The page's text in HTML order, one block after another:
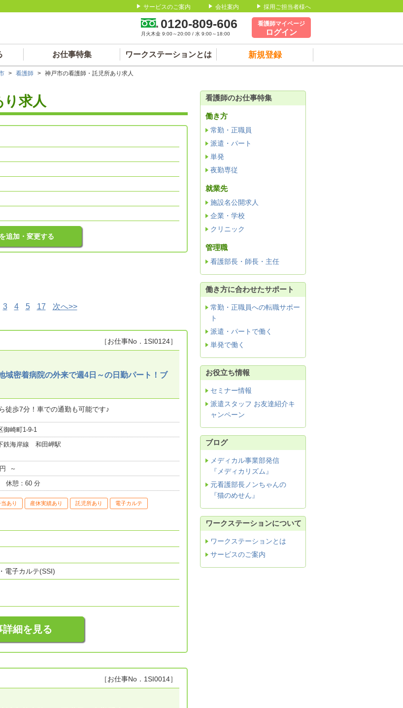
サービスのご案内 会社案内 採用ご担当者様へ
0120-809-606
月火木金 9:00～20:00 / 水 9:00～18:00
看護師マイページ
ログイン
お仕事特集 ワークステーションとは 新規登録
> 看護師 > 神戸市の看護師・託児所あり求人
求人
追加・変更する
3 4 5 17 次へ>>
［お仕事No．1SI0124］
密着病院の外来で週4日～の日勤パート！ブ
歩7分！車での通勤も可能です♪
御崎町1-9-1
鉄海岸線 和田岬駅
～
休憩：60 分
あり 産休実績あり 託児所あり 電子カルテ
電子カルテ(SSI)
詳細を見る
［お仕事No．1SI0014］
看護師のお仕事特集
働き方
常勤・正職員
派遣・パート
単発
夜勤専従
就業先
施設名公開求人
企業・学校
クリニック
管理職
看護部長・師長・主任
働き方に合わせたサポート
常勤・正職員への転職サポー
ト
派遣・パートで働く
単発で働く
お役立ち情報
セミナー情報
派遣スタッフ お友達紹介キ
ャンペーン
ブログ
メディカル事業部発信
『メディカリズム』
元看護部長ノンちゃんの
『猫のめせん』
ワークステーションについて
ワークステーションとは
サービスのご案内